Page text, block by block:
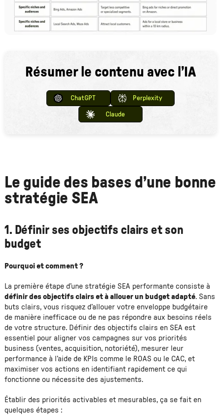
Résumer le contenu avec l’IA
ChatGPT Perplexity
Claude
Le guide des bases d’une bonne
stratégie SEA
1. Définir ses objectifs clairs et son
budget
Pourquoi et comment ?
La première étape d’une stratégie SEA performante consiste à
définir des objectifs clairs et à allouer un budget adapté. Sans
buts clairs, vous risquez d’allouer votre enveloppe budgétaire
de manière inefficace ou de ne pas répondre aux besoins réels
de votre structure. Définir des objectifs clairs en SEA est
essentiel pour aligner vos campagnes sur vos priorités
business (ventes, acquisition, notoriété), mesurer leur
performance à l’aide de KPIs comme le ROAS ou le CAC, et
maximiser vos actions en identifiant rapidement ce qui
fonctionne ou nécessite des ajustements.
Établir des priorités activables et mesurables, ça se fait en
quelques étapes :